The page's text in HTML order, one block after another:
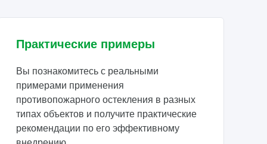
Практические примеры
Вы познакомитесь с реальными
примерами применения
противопожарного остекления в разных
типах объектов и получите практические
рекомендации по его эффективному